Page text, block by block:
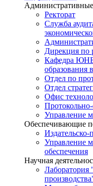
Ректорат
Служба
Дирекция по
Кафедра
образования
Отдел по
Отдел
Офис
Управление
Обеспечивающие
Управление
обеспечения
Научная
Лаборатория